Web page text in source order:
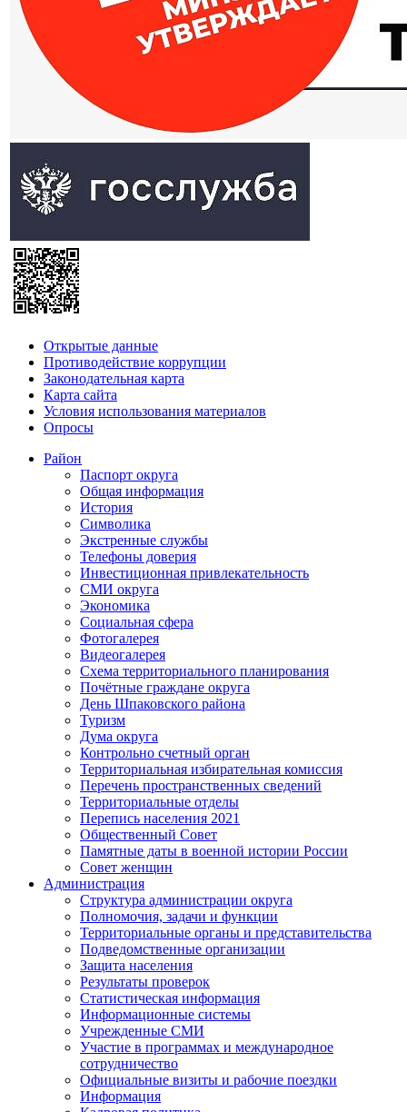
Открытые данные
Противодействие коррупции
Законодательная карта
Карта сайта
Условия использования материалов
Опросы
Район
Паспорт округа
Общая информация
История
Символика
Экстренные службы
Телефоны доверия
Инвестиционная привлекательность
СМИ округа
Экономика
Социальная сфера
Фотогалерея
Видеогалерея
Схема территориального планирования
Почётные граждане округа
День Шпаковского района
Туризм
Дума округа
Контрольно счетный орган
Территориальная избирательная комиссия
Перечень пространственных сведений
Территориальные отделы
Перепись населения 2021
Общественный Совет
Памятные даты в военной истории России
Совет женщин
Администрация
Структура администрации округа
Полномочия, задачи и функции
Территориальные органы и представительства
Подведомственные организации
Защита населения
Результаты проверок
Статистическая информация
Информационные системы
Учрежденные СМИ
Участие в программах и международное
сотрудничество
Официальные визиты и рабочие поездки
Информация